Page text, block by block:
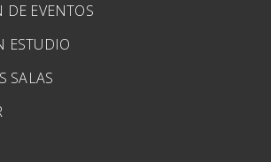
DE EVENTOS
ESTUDIO
SALAS